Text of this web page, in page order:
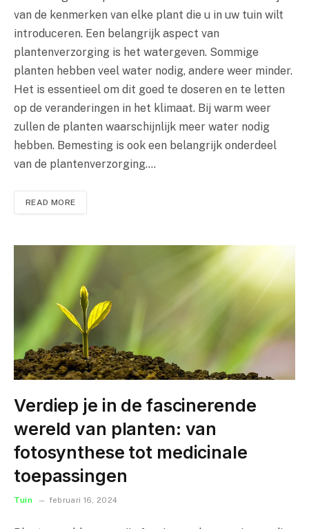
van de kenmerken van elke plant die u in uw tuin wilt
introduceren. Een belangrijk aspect van
plantenverzorging is het watergeven. Sommige
planten hebben veel water nodig, andere weer minder.
Het is essentieel om dit goed te doseren en te letten
op de veranderingen in het klimaat. Bij warm weer
zullen de planten waarschijnlijk meer water nodig
hebben. Bemesting is ook een belangrijk onderdeel
van de plantenverzorging.…
READ MORE
Verdiep je in de fascinerende
wereld van planten: van
fotosynthese tot medicinale
toepassingen
Tuin februari 16, 2024